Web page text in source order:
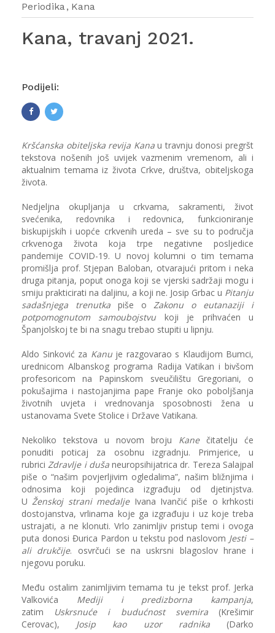
Periodika Kana
Kana, travanj 2021.
Podijeli:
Kršćanska obiteljska revija Kanau travnju donosi pregršt
tekstova nošenih još uvijek vazmenim vremenom, ali i
aktualnim temama iz života Crkve, društva, obiteljskoga
života.
Nedjeljna okupljanja u crkvama, sakramenti, život
svećenika, redovnika i redovnica, funkcioniranje
biskupijskih i uopće crkvenih ureda – sve su to područja
crkvenoga života koja trpe negativne posljedice
pandemije COVID-19. U novoj kolumni o tim temama
promišlja prof. Stjepan Baloban, otvarajući pritom i neka
druga pitanja, poput onoga koji se vjerski sadržaji mogu i
smiju prakticirati na daljinu, a koji ne. Josip Grbac u Pitanju
sadašnjega trenutkapiše oZakonu o eutanaziji i
potpomognutom samoubojstvu koji je prihvaćen u
Španjolskoj te bi na snagu trebao stupiti u lipnju.
Aldo Sinković za Kanuje razgovarao s Klaudijom Bumci,
urednicom Albanskog programa Radija Vatikan i bivšom
profesoricom na Papinskom sveučilištu Gregoriani, o
pokušajima i nastojanjima pape Franje oko poboljšanja
životnih uvjeta i vrednovanja sposobnosti žena u
ustanovama Svete Stolice i Države Vatikana.
Nekoliko tekstova u novom broju Kanečitatelju će
ponuditi poticaj za osobnu izgradnju. Primjerice, u
rubriciZdravlje i dušaneuropsihijatrica dr. Tereza Salajpal
piše o “našim povjerljivim ogledalima”, našim bližnjima i
odnosima koji pojedinca izgrađuju od djetinjstva.
UŽenskoj strani medaljeIvana Ivančić piše o krhkosti
dostojanstva, vrlinama koje ga izgrađuju i uz koje treba
ustrajati, a ne klonuti. Vrlo zanimljiv pristup temi i ovoga
puta donosi Đurica Pardon u tekstu pod naslovom Jesti –
ali drukčije. osvrčući se na uskrsni blagoslov hrane i
njegovu poruku.
Među ostalim zanimljivim temama tu je tekst prof. Jerka
Valkovića Mediji i predizborna kampanja,
zatim Uskrsnuće i budućnost svemira(Krešimir
Cerovac), Josip kao uzor radnika(Darko